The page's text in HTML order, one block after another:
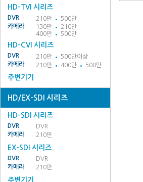
HD-TVI 시리즈
DVR 210만
500만
카메라
130만
210만
400만
500만
HD-CVI 시리즈
DVR 210만
500만이상
카메라
210만 400만 500만
주변기기
HD/EX-SDI 시리즈
HD-SDI 시리즈
DVR
DVR
카메라
210만
EX-SDI 시리즈
DVR
DVR
카메라
210만
주변기기